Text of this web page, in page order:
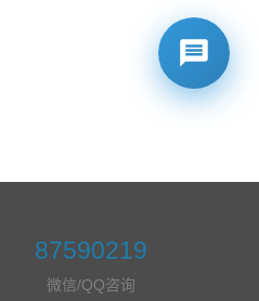
87590219
微信/QQ咨询